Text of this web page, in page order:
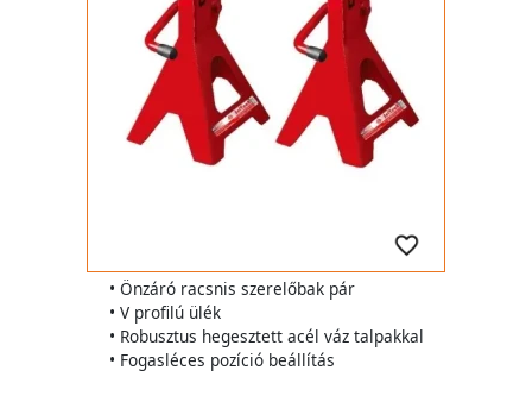
• Önzáró racsnis szerelőbak pár
• V profilú ülék
• Robusztus hegesztett acél váz talpakkal
• Fogasléces pozíció beállítás